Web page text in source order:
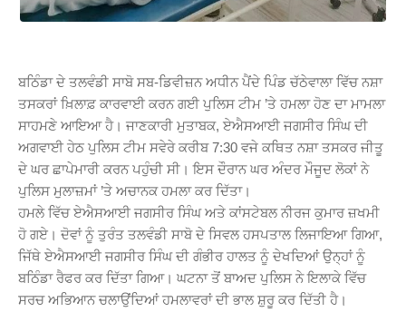
ਬਠਿੰਡਾ ਦੇ ਤਲਵੰਡੀ ਸਾਬੋ ਸਬ-ਡਿਵੀਜ਼ਨ ਅਧੀਨ ਪੈਂਦੇ ਪਿੰਡ ਚੱਠੇਵਾਲਾ ਵਿੱਚ ਨਸ਼ਾ
ਤਸਕਰਾਂ ਖ਼ਿਲਾਫ਼ ਕਾਰਵਾਈ ਕਰਨ ਗਈ ਪੁਲਿਸ ਟੀਮ ’ਤੇ ਹਮਲਾ ਹੋਣ ਦਾ ਮਾਮਲਾ
ਸਾਹਮਣੇ ਆਇਆ ਹੈ। ਜਾਣਕਾਰੀ ਮੁਤਾਬਕ, ਏਐਸਆਈ ਜਗਸੀਰ ਸਿੰਘ ਦੀ
ਅਗਵਾਈ ਹੇਠ ਪੁਲਿਸ ਟੀਮ ਸਵੇਰੇ ਕਰੀਬ 7:30 ਵਜੇ ਕਥਿਤ ਨਸ਼ਾ ਤਸਕਰ ਜੀਤੂ
ਦੇ ਘਰ ਛਾਪੇਮਾਰੀ ਕਰਨ ਪਹੁੰਚੀ ਸੀ। ਇਸ ਦੌਰਾਨ ਘਰ ਅੰਦਰ ਮੌਜੂਦ ਲੋਕਾਂ ਨੇ
ਪੁਲਿਸ ਮੁਲਾਜ਼ਮਾਂ ’ਤੇ ਅਚਾਨਕ ਹਮਲਾ ਕਰ ਦਿੱਤਾ।
ਹਮਲੇ ਵਿੱਚ ਏਐਸਆਈ ਜਗਸੀਰ ਸਿੰਘ ਅਤੇ ਕਾਂਸਟੇਬਲ ਨੀਰਜ ਕੁਮਾਰ ਜ਼ਖਮੀ
ਹੋ ਗਏ। ਦੋਵਾਂ ਨੂੰ ਤੁਰੰਤ ਤਲਵੰਡੀ ਸਾਬੋ ਦੇ ਸਿਵਲ ਹਸਪਤਾਲ ਲਿਜਾਇਆ ਗਿਆ,
ਜਿੱਥੇ ਏਐਸਆਈ ਜਗਸੀਰ ਸਿੰਘ ਦੀ ਗੰਭੀਰ ਹਾਲਤ ਨੂੰ ਦੇਖਦਿਆਂ ਉਨ੍ਹਾਂ ਨੂੰ
ਬਠਿੰਡਾ ਰੈਫਰ ਕਰ ਦਿੱਤਾ ਗਿਆ। ਘਟਨਾ ਤੋਂ ਬਾਅਦ ਪੁਲਿਸ ਨੇ ਇਲਾਕੇ ਵਿੱਚ
ਸਰਚ ਅਭਿਆਨ ਚਲਾਉਂਦਿਆਂ ਹਮਲਾਵਰਾਂ ਦੀ ਭਾਲ ਸ਼ੁਰੂ ਕਰ ਦਿੱਤੀ ਹੈ।